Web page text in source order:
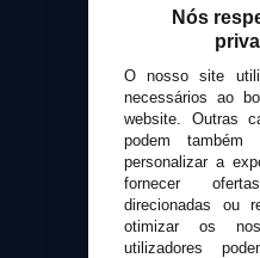
Envio e
Formas
Nós
O nosso site
necessários ao
website. Outras
podem também
personalizar a
fornecer
direcionadas ou
otimizar os
utilizadores